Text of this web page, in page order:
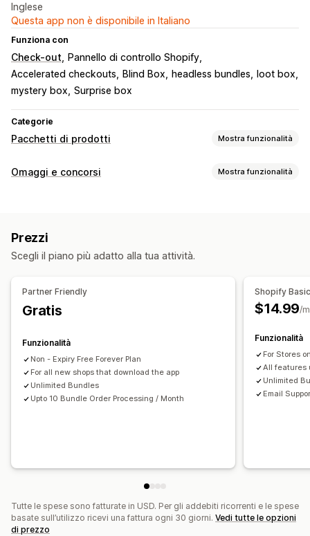
Inglese
Questa app non è disponibile in Italiano
Funziona con
Check-out
Pannello di controllo Shopify
Accelerated checkouts
Blind Box headless bundles
loot box
mystery box Surprise box
Categorie
Pacchetti di prodotti Mostra funzionalità
Tipi di pacchetti
Confezioni di campioncini
Pacchetti all’ingrosso Pacchetti di cross-selling
Prezzi impostabili
Sconti sui volumi
Sconti percentuali
Sconti sul carrello Spedizione gratuita
Paga uno, prendi due
Abbonamenti
Prezzi in blocco
Prezzi all’ingrosso Prezzi dinamici Prezzi personalizzati
Omaggi e concorsi Mostra funzionalità
Prezzi
Scegli il piano più adatto alla tua attività.
Partner Friendly
Gratis
Funzionalità
Non - Expiry Free Forever Plan
For all new shops that download the app
Unlimited Bundles
Upto 10 Bundle Order Processing / Month
Shopify
$14.99/
Funzionalità
For Stores
All features
Unlimited
Email
Tutte le spese sono fatturate in USD. Per gli addebiti ricorrenti e le spese
basate sull’utilizzo ricevi una fattura ogni 30 giorni. Vedi tutte le opzioni
di prezzo